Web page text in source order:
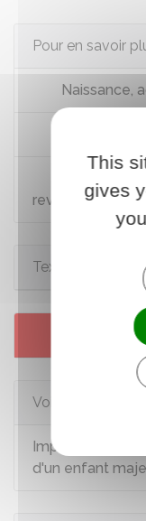
Pour en savoir
Naissance,
revenus de 2024
Textes de
Services en
Voir aussi
Impôt sur le
d'un enfant
This
gives